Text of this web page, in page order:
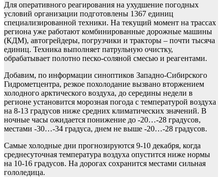
Для оперативного реагирования на ухудшение погодных
условий организации подготовлены 1367 единиц
специализированной техники. На текущий момент на трассах
региона уже работают комбинированные дорожные машины
(КДМ), автогрейдеры, погрузчики и тракторы – почти тысяча
единиц. Техника выполняет патрульную очистку,
обрабатывает полотно песко-соляной смесью и реагентами.
Добавим, по информации синоптиков Западно-Сибирского
Гидрометцентра, резкое похолодание вызвано вторжением
холодного арктического воздуха, до середины недели в
регионе установится морозная погода с температурой воздуха
на 8-13 градусов ниже средних климатических значений. В
ночные часы ожидается понижение до -20…-28 градусов,
местами -30…-34 градуса, днем не выше -20…-28 градусов.
Самые холодные дни прогнозируются 9-10 декабря, когда
среднесуточная температура воздуха опустится ниже нормы
на 10-16 градусов. На дорогах сохранится местами сильная
гололедица.